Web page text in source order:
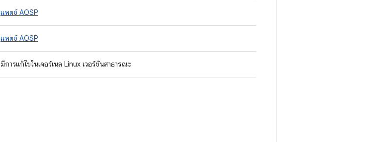
แพตช์ AOSP
แพตช์ AOSP
มีการแก้ไขในเคอร์เนล Linux เวอร์ชันสาธารณะ